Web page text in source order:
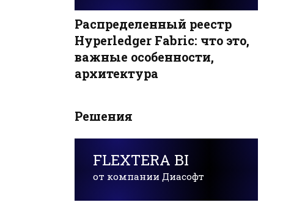
Распределенный реестр
Hyperledger Fabric: что это,
важные особенности,
архитектура
Решения
FLEXTERA BI
от компании Диасофт